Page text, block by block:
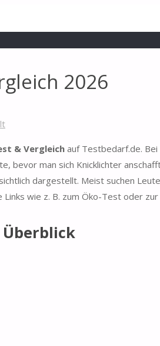
2026
& Vergleich auf Testbedarf.de.
bevor man sich Knicklichter
dargestellt. Meist suchen
wie z. B. zum Öko-Test oder
Überblick